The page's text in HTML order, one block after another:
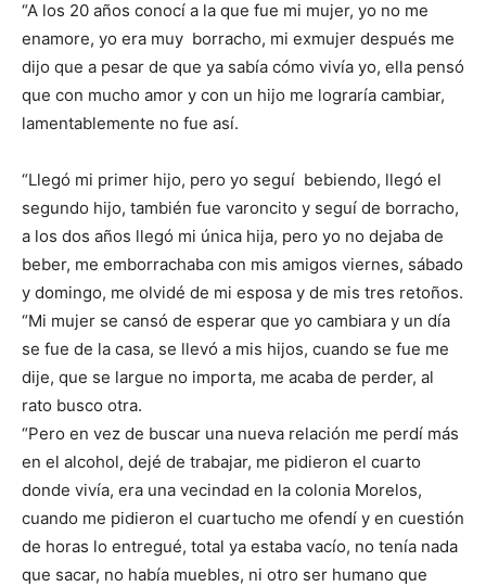
“A los 20 años conocí a la que fue mi mujer, yo no me
enamore, yo era muy borracho, mi exmujer después me
dijo que a pesar de que ya sabía cómo vivía yo, ella pensó
que con mucho amor y con un hijo me lograría cambiar,
lamentablemente no fue así.
“Llegó mi primer hijo, pero yo seguí bebiendo, llegó el
segundo hijo, también fue varoncito y seguí de borracho,
a los dos años llegó mi única hija, pero yo no dejaba de
beber, me emborrachaba con mis amigos viernes, sábado
y domingo, me olvidé de mi esposa y de mis tres retoños.
“Mi mujer se cansó de esperar que yo cambiara y un día
se fue de la casa, se llevó a mis hijos, cuando se fue me
dije, que se largue no importa, me acaba de perder, al
rato busco otra.
“Pero en vez de buscar una nueva relación me perdí más
en el alcohol, dejé de trabajar, me pidieron el cuarto
donde vivía, era una vecindad en la colonia Morelos,
cuando me pidieron el cuartucho me ofendí y en cuestión
de horas lo entregué, total ya estaba vacío, no tenía nada
que sacar, no había muebles, ni otro ser humano que